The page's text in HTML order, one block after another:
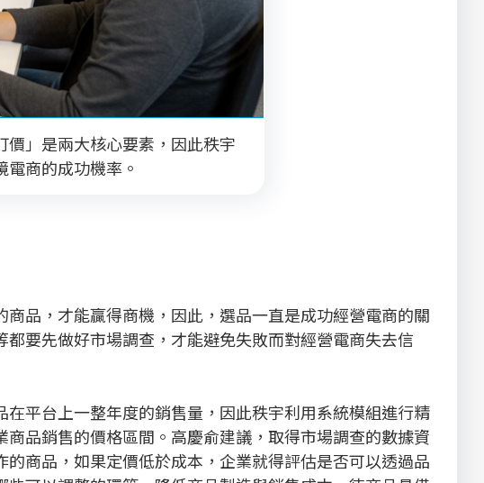
」是兩大核心要素，因此秩宇
商的成功機率。
品，才能贏得商機，因此，選品一直是成功經營電商的關
要先做好市場調查，才能避免失敗而對經營電商失去信
平台上一整年度的銷售量，因此秩宇利用系統模組進行精
品銷售的價格區間。高慶俞建議，取得市場調查的數據資
商品，如果定價低於成本，企業就得評估是否可以透過品